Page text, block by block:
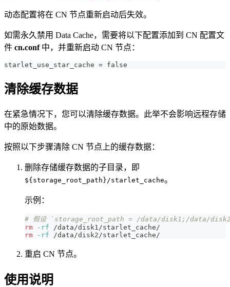
动态配置将在 CN 节点重新启动后失效。
如需永久禁用 Data Cache，需要将以下配置添加到 CN 配置文
件 cn.conf中，并重新启动 CN 节点：
starlet_use_star_cache = false
清除缓存数据
在紧急情况下，您可以清除缓存数据。此举不会影响远程存储
中的原始数据。
按照以下步骤清除 CN 节点上的缓存数据：
删除存储缓存数据的子目录，即
${storage_root_path}/starlet_cache。
示例：
# 假设 `storage_root_path = /data/disk1;/data/
rm
-rf /data/disk1/starlet_cache/
rm
-rf /data/disk2/starlet_cache/
重启 CN 节点。
使用说明